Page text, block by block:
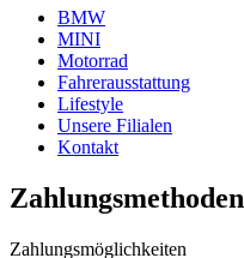
BMW
MINI
Motorrad
Fahrerausstattung
Lifestyle
Unsere Filialen
Kontakt
Zahlungsmethoden
Zahlungsmöglichkeiten